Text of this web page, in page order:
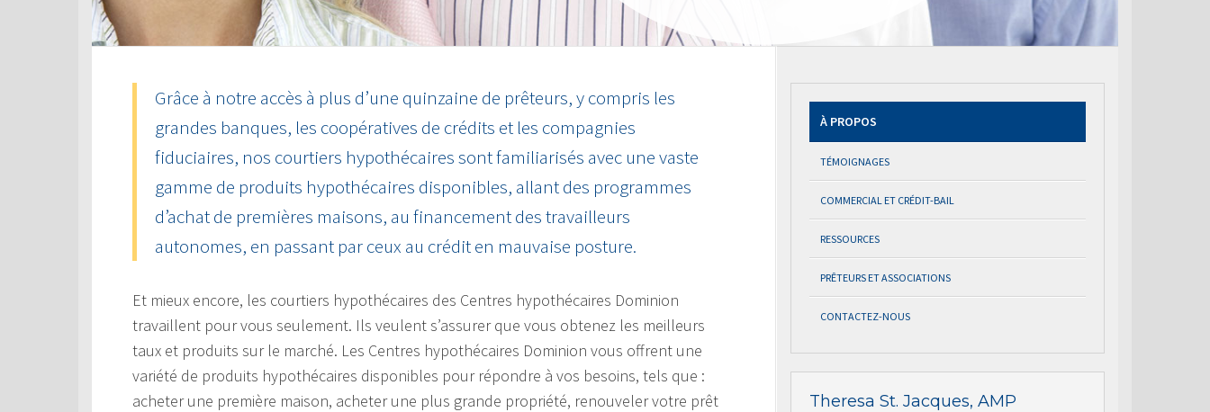
Grâce à notre accès à plus d’une quinzaine de prêteurs, y compris les
grandes banques, les coopératives de crédits et les compagnies
fiduciaires, nos courtiers hypothécaires sont familiarisés avec une vaste
gamme de produits hypothécaires disponibles, allant des programmes
d’achat de premières maisons, au financement des travailleurs
autonomes, en passant par ceux au crédit en mauvaise posture.
Et mieux encore, les courtiers hypothécaires des Centres hypothécaires Dominion
travaillent pour vous seulement. Ils veulent s’assurer que vous obtenez les meilleurs
taux et produits sur le marché. Les Centres hypothécaires Dominion vous offrent une
variété de produits hypothécaires disponibles pour répondre à vos besoins, tels que :
acheter une première maison, acheter une plus grande propriété, renouveler votre prêt
À PROPOS
TÉMOIGNAGES
COMMERCIAL ET CRÉDIT-BAIL
RESSOURCES
PRÊTEURS ET ASSOCIATIONS
CONTACTEZ-NOUS
Theresa St. Jacques, AMP